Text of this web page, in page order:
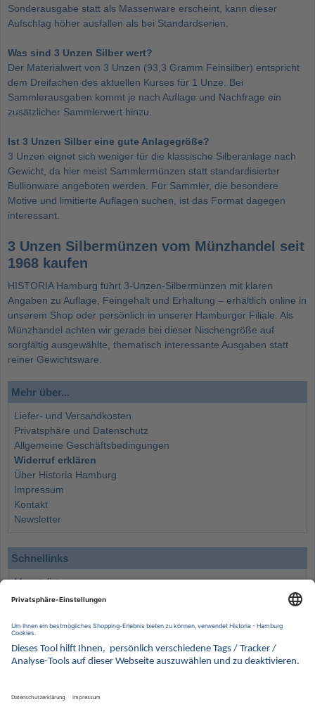
Sonderausgabe statt als Massenware erscheint, kann dieser
Aufschlag höher ausfallen als bei Standardserien.
Was sind 3 Unzen Silber wert?
Der Materialwert von 3 Unzen (93,3 Gramm Feinsilber) entspricht
dem Dreifachen des aktuellen Kurses für 1 Unze. Bei
Sammlerausgaben kommt je nach Auflage und Nachfrage ein
zusätzlicher Sammlerwert hinzu.
Ist 3 Unzen Silber eine gute Anlagegröße?
3 Unzen eignet sich weniger für die klassische Silberanlage nach
Gewicht, da hier meist Sammlermünzen statt standardisierter
Bullionware angeboten werden. Für Sammler, die besondere
Motive und limitierte Auflagen suchen, ist das Format dagegen
interessant.
3 Unzen Silbermünzen vom Münzhandel seit
1968 kaufen
HISTORIA Hamburg führt 3-Unzen-Silbermünzen mit klaren
Angaben zu Auflage, Feingehalt und Erhaltung – erhältlich online in
unserem Shop oder persönlich in unserer Hamburger Filiale. Als
Münzhandel achten wir gerade bei dieser Nischengröße auf
sorgfältig ausgewählte, thematisch interessante Ausgaben statt
reiner Gewichtsware.
Mehr über...
Liefer- und Versandkosten
Privatsphäre und Datenschutz
Allgemeine Geschäftsbedingungen
Widerruf erklären
Über Historia Hamburg
Impressum
Kontakt
Newsletter
Schnellinks
Monatsliste
Angebote
Wissenswertes
Kontakt